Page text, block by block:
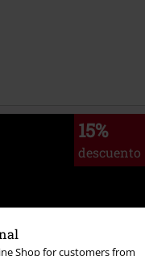
Shop for customers from
15%
descuento